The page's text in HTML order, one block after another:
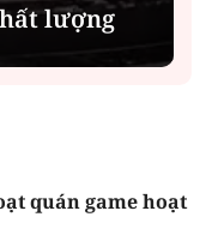
lượng
quán game hoạt